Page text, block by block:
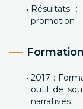
Résultats :
promotion
2017 :
outil de
narratives